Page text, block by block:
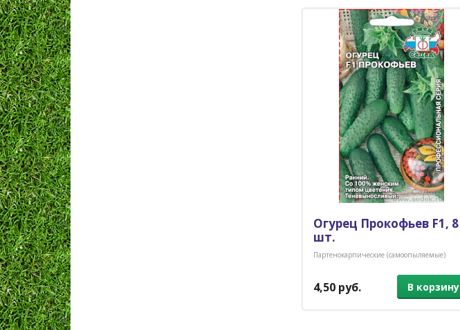
Огурец Прокофьев F1, 8
шт.
Партенокарпические (самоопыляемые)
4,50 руб. В корзину